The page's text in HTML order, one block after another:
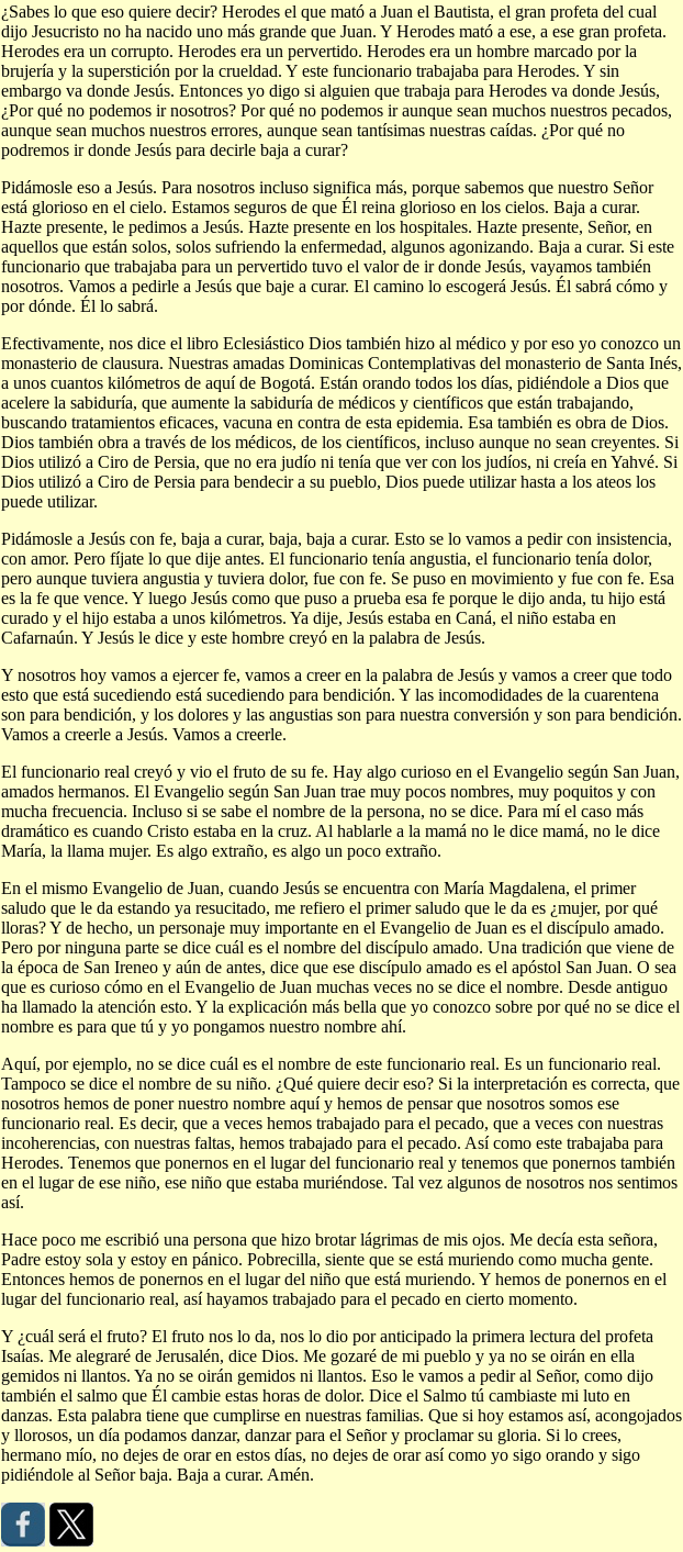
¿Sabes lo que eso quiere decir? Herodes el que mató a Juan el Bautista, el gran profeta del cual
dijo Jesucristo no ha nacido uno más grande que Juan. Y Herodes mató a ese, a ese gran profeta.
Herodes era un corrupto. Herodes era un pervertido. Herodes era un hombre marcado por la
brujería y la superstición por la crueldad. Y este funcionario trabajaba para Herodes. Y sin
embargo va donde Jesús. Entonces yo digo si alguien que trabaja para Herodes va donde Jesús,
¿Por qué no podemos ir nosotros? Por qué no podemos ir aunque sean muchos nuestros pecados,
aunque sean muchos nuestros errores, aunque sean tantísimas nuestras caídas. ¿Por qué no
podremos ir donde Jesús para decirle baja a curar?
Pidámosle eso a Jesús. Para nosotros incluso significa más, porque sabemos que nuestro Señor
está glorioso en el cielo. Estamos seguros de que Él reina glorioso en los cielos. Baja a curar.
Hazte presente, le pedimos a Jesús. Hazte presente en los hospitales. Hazte presente, Señor, en
aquellos que están solos, solos sufriendo la enfermedad, algunos agonizando. Baja a curar. Si este
funcionario que trabajaba para un pervertido tuvo el valor de ir donde Jesús, vayamos también
nosotros. Vamos a pedirle a Jesús que baje a curar. El camino lo escogerá Jesús. Él sabrá cómo y
por dónde. Él lo sabrá.
Efectivamente, nos dice el libro Eclesiástico Dios también hizo al médico y por eso yo conozco un
monasterio de clausura. Nuestras amadas Dominicas Contemplativas del monasterio de Santa Inés,
a unos cuantos kilómetros de aquí de Bogotá. Están orando todos los días, pidiéndole a Dios que
acelere la sabiduría, que aumente la sabiduría de médicos y científicos que están trabajando,
buscando tratamientos eficaces, vacuna en contra de esta epidemia. Esa también es obra de Dios.
Dios también obra a través de los médicos, de los científicos, incluso aunque no sean creyentes. Si
Dios utilizó a Ciro de Persia, que no era judío ni tenía que ver con los judíos, ni creía en Yahvé. Si
Dios utilizó a Ciro de Persia para bendecir a su pueblo, Dios puede utilizar hasta a los ateos los
puede utilizar.
Pidámosle a Jesús con fe, baja a curar, baja, baja a curar. Esto se lo vamos a pedir con insistencia,
con amor. Pero fíjate lo que dije antes. El funcionario tenía angustia, el funcionario tenía dolor,
pero aunque tuviera angustia y tuviera dolor, fue con fe. Se puso en movimiento y fue con fe. Esa
es la fe que vence. Y luego Jesús como que puso a prueba esa fe porque le dijo anda, tu hijo está
curado y el hijo estaba a unos kilómetros. Ya dije, Jesús estaba en Caná, el niño estaba en
Cafarnaún. Y Jesús le dice y este hombre creyó en la palabra de Jesús.
Y nosotros hoy vamos a ejercer fe, vamos a creer en la palabra de Jesús y vamos a creer que todo
esto que está sucediendo está sucediendo para bendición. Y las incomodidades de la cuarentena
son para bendición, y los dolores y las angustias son para nuestra conversión y son para bendición.
Vamos a creerle a Jesús. Vamos a creerle.
El funcionario real creyó y vio el fruto de su fe. Hay algo curioso en el Evangelio según San Juan,
amados hermanos. El Evangelio según San Juan trae muy pocos nombres, muy poquitos y con
mucha frecuencia. Incluso si se sabe el nombre de la persona, no se dice. Para mí el caso más
dramático es cuando Cristo estaba en la cruz. Al hablarle a la mamá no le dice mamá, no le dice
María, la llama mujer. Es algo extraño, es algo un poco extraño.
En el mismo Evangelio de Juan, cuando Jesús se encuentra con María Magdalena, el primer
saludo que le da estando ya resucitado, me refiero el primer saludo que le da es ¿mujer, por qué
lloras? Y de hecho, un personaje muy importante en el Evangelio de Juan es el discípulo amado.
Pero por ninguna parte se dice cuál es el nombre del discípulo amado. Una tradición que viene de
la época de San Ireneo y aún de antes, dice que ese discípulo amado es el apóstol San Juan. O sea
que es curioso cómo en el Evangelio de Juan muchas veces no se dice el nombre. Desde antiguo
ha llamado la atención esto. Y la explicación más bella que yo conozco sobre por qué no se dice el
nombre es para que tú y yo pongamos nuestro nombre ahí.
Aquí, por ejemplo, no se dice cuál es el nombre de este funcionario real. Es un funcionario real.
Tampoco se dice el nombre de su niño. ¿Qué quiere decir eso? Si la interpretación es correcta, que
nosotros hemos de poner nuestro nombre aquí y hemos de pensar que nosotros somos ese
funcionario real. Es decir, que a veces hemos trabajado para el pecado, que a veces con nuestras
incoherencias, con nuestras faltas, hemos trabajado para el pecado. Así como este trabajaba para
Herodes. Tenemos que ponernos en el lugar del funcionario real y tenemos que ponernos también
en el lugar de ese niño, ese niño que estaba muriéndose. Tal vez algunos de nosotros nos sentimos
así.
Hace poco me escribió una persona que hizo brotar lágrimas de mis ojos. Me decía esta señora,
Padre estoy sola y estoy en pánico. Pobrecilla, siente que se está muriendo como mucha gente.
Entonces hemos de ponernos en el lugar del niño que está muriendo. Y hemos de ponernos en el
lugar del funcionario real, así hayamos trabajado para el pecado en cierto momento.
Y ¿cuál será el fruto? El fruto nos lo da, nos lo dio por anticipado la primera lectura del profeta
Isaías. Me alegraré de Jerusalén, dice Dios. Me gozaré de mi pueblo y ya no se oirán en ella
gemidos ni llantos. Ya no se oirán gemidos ni llantos. Eso le vamos a pedir al Señor, como dijo
también el salmo que Él cambie estas horas de dolor. Dice el Salmo tú cambiaste mi luto en
danzas. Esta palabra tiene que cumplirse en nuestras familias. Que si hoy estamos así, acongojados
y llorosos, un día podamos danzar, danzar para el Señor y proclamar su gloria. Si lo crees,
hermano mío, no dejes de orar en estos días, no dejes de orar así como yo sigo orando y sigo
pidiéndole al Señor baja. Baja a curar. Amén.